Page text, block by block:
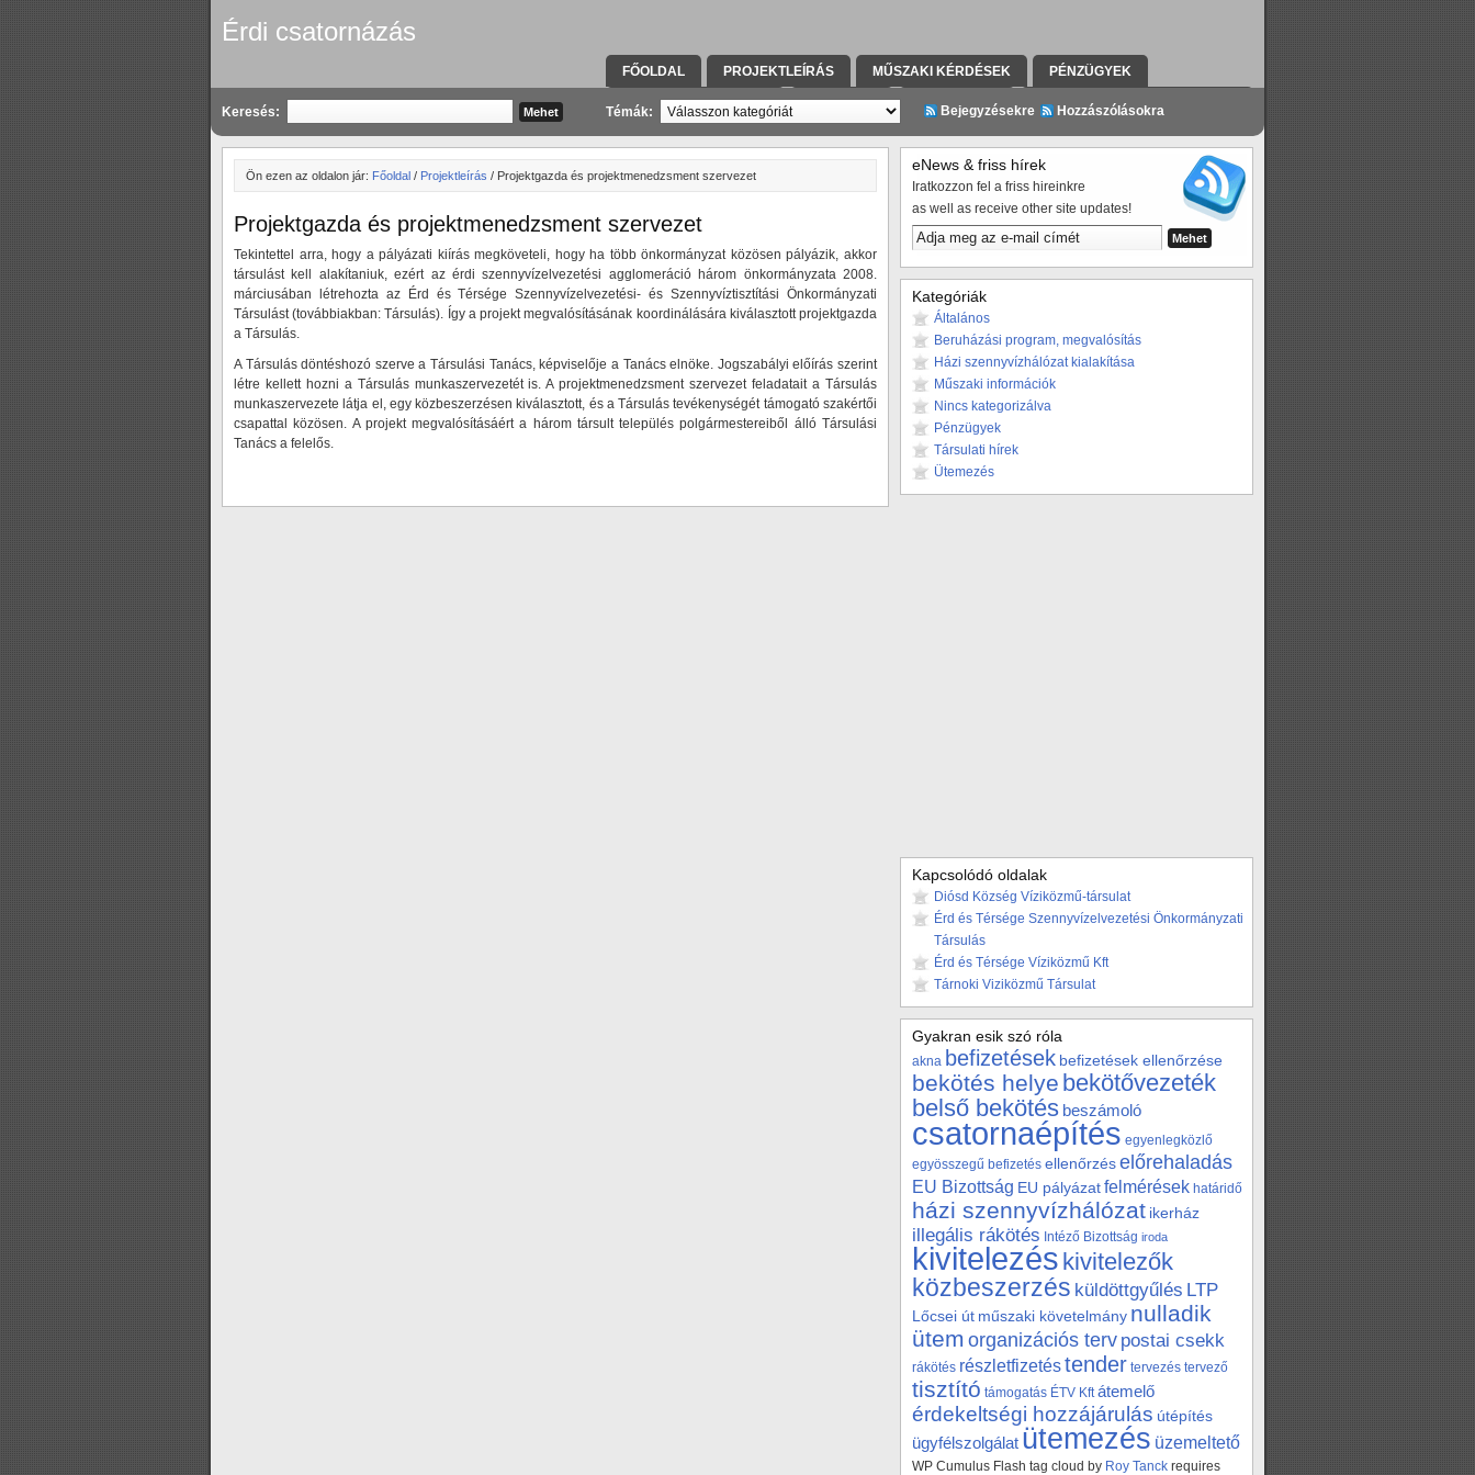
Érdi csatornázás
FŐOLDAL PROJEKTLEÍRÁS MŰSZAKI KÉRDÉSEK PÉNZÜGYEK
KAPCSOLATFELVÉTEL TÁRSULAT KIVITELEZÉS A PROGRAMRÓL A SAJTÓBAN
Keresés: Témák: Bejegyzésekre Hozzászólásokra
Ön ezen az oldalon jár: Főoldal / Projektleírás / Projektgazda és projektmenedzsment szervezet
Projektgazda és projektmenedzsment szervezet
Tekintettel arra, hogy a pályázati kiírás megköveteli, hogy ha több önkormányzat közösen pályázik, akkor
társulást kell alakítaniuk, ezért az érdi szennyvízelvezetési agglomeráció három önkormányzata 2008.
márciusában létrehozta az Érd és Térsége Szennyvízelvezetési- és Szennyvíztisztítási Önkormányzati
Társulást (továbbiakban: Társulás). Így a projekt megvalósításának koordinálására kiválasztott projektgazda
a Társulás.
A Társulás döntéshozó szerve a Társulási Tanács, képviselője a Tanács elnöke. Jogszabályi előírás szerint
létre kellett hozni a Társulás munkaszervezetét is. A projektmenedzsment szervezet feladatait a Társulás
munkaszervezete látja el, egy közbeszerzésen kiválasztott, és a Társulás tevékenységét támogató szakértői
csapattal közösen. A projekt megvalósításáért a három társult település polgármestereiből álló Társulási
Tanács a felelős.
eNews & friss hírek
Iratkozzon fel a friss hireinkre
as well as receive other site updates!
Kategóriák
Általános
Beruházási program, megvalósítás
Házi szennyvízhálózat kialakítása
Műszaki információk
Nincs kategorizálva
Pénzügyek
Társulati hírek
Ütemezés
Kapcsolódó oldalak
Diósd Község Víziközmű-társulat
Érd és Térsége Szennyvízelvezetési Önkormányzati
Társulás
Érd és Térsége Víziközmű Kft
Tárnoki Viziközmű Társulat
Gyakran esik szó róla
akna befizetések befizetések ellenőrzése
bekötés helye bekötővezeték
belső bekötés beszámoló
csatornaépítés egyenlegközlő
egyösszegű befizetés ellenőrzéselőrehaladás
EU Bizottság EU pályázatfelmérések határidő
házi szennyvízhálózat ikerház
illegális rákötés Intéző Bizottság iroda
kivitelezés kivitelezők
közbeszerzés küldöttgyűlés LTP
Lőcsei út műszaki követelmány nulladik
ütem organizációs terv postai csekk
rákötés részletfizetéstender tervezés tervező
tisztító támogatás ÉTV Kft átemelő
érdekeltségi hozzájárulás útépítés
ügyfélszolgálat ütemezés üzemeltető
WP Cumulus Flash tag cloud by Roy Tanck requires